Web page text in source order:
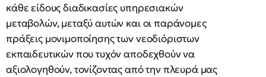
κάθε είδους διαδικασίες υπηρεσιακών
μεταβολών, μεταξύ αυτών και οι παράνομες
πράξεις μονιμοποίησης των νεοδιόριστων
εκπαιδευτικών που τυχόν αποδεχθούν να
αξιολογηθούν, τονίζοντας από την πλευρά μας